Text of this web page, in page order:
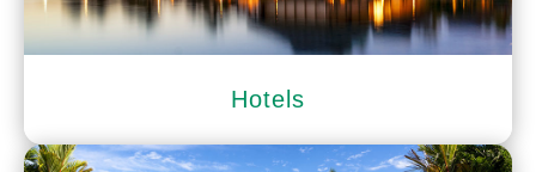
Hotels